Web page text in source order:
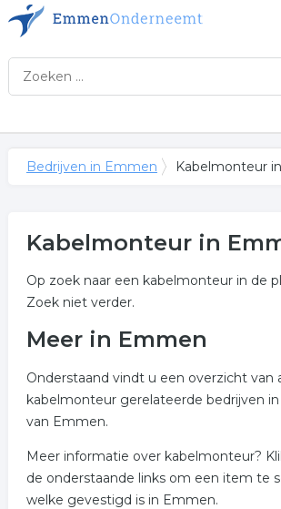
Bedrijven in Emmen Kabelmonteur
Kabelmonteur in
Op zoek naar een kabelmonteur in de
Zoek niet verder.
Meer in Emmen
Onderstaand vindt u een overzicht van
kabelmonteur gerelateerde bedrijven
van Emmen.
Meer informatie over kabelmonteur?
de onderstaande links om een item te
welke gevestigd is in Emmen.